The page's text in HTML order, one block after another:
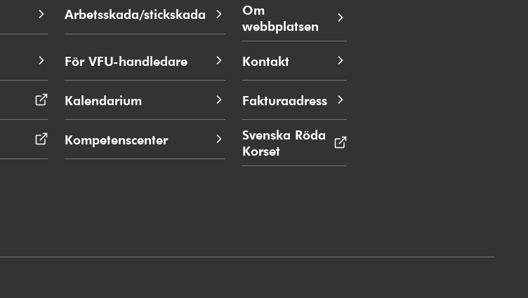
Arbetsskada/stickskada
För VFU-handledare
Kalendarium
Kompetenscenter
Om
webbplatsen
Kontakt
Fakturaadress
Svenska Röda
Korset
i